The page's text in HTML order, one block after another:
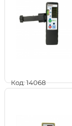
Код: 14068